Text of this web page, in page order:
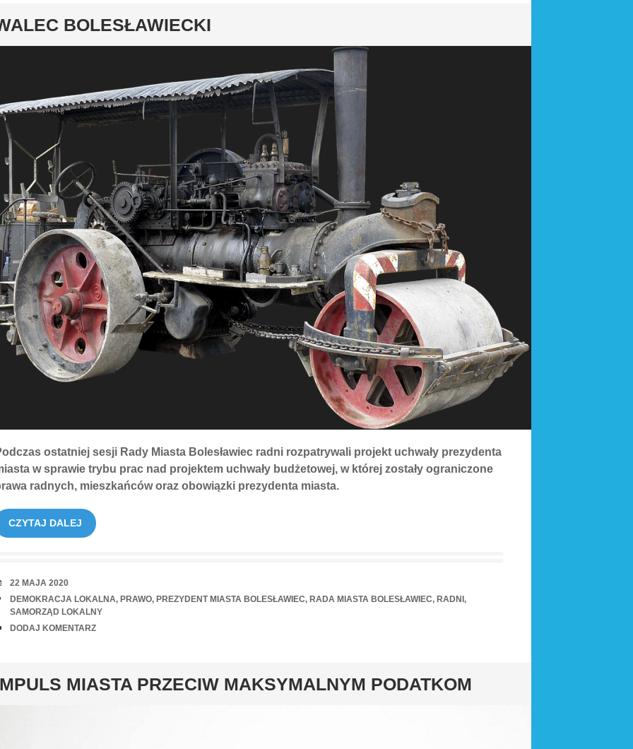
BOLESŁAWIECKI
ostatniej sesji Rady Miasta Bolesławiec radni rozpatrywali projekt uchwały prezydenta
w sprawie trybu prac nad projektem uchwały budżetowej, w której zostały ograniczone
radnych, mieszkańców oraz obowiązki prezydenta miasta.
CZYTAJ DALEJ
RANDKA
22 MAJA 2020
TAGI
DEMOKRACJA LOKALNA, PRAWO, PREZYDENT MIASTA BOLESŁAWIEC, RADA MIASTA BOLESŁAWIEC, RADNI ,
SAMORZĄD LOKALNY
UWAGI
DODAJ KOMENTARZ
MIASTA PRZECIW MAKSYMALNYM PODATKOM